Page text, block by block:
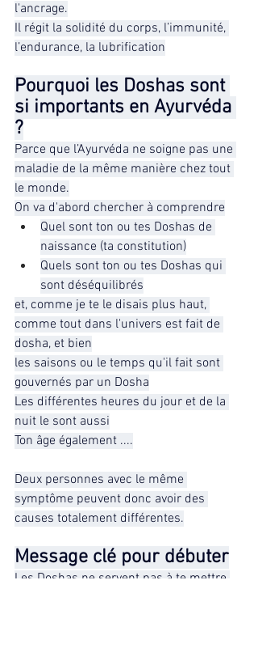
l'ancrage.
Il régit la solidité du corps, l’immunité,
l’endurance, la lubrification
Pourquoi les Doshas sont
si importants en Ayurvéda
?
Parce que l’Ayurvéda ne soigne pas une
maladie de la même manière chez tout
le monde.
On va d'abord chercher à comprendre
Quel sont ton ou tes Doshas de
naissance (ta constitution)
Quels sont ton ou tes Doshas qui
sont déséquilibrés
et, comme je te le disais plus haut,
comme tout dans l'univers est fait de
dosha, et bien
les saisons ou le temps qu'il fait sont
gouvernés par un Dosha
Les différentes heures du jour et de la
nuit le sont aussi
Ton âge également ....
Deux personnes avec le même
symptôme peuvent donc avoir des
causes totalement différentes.
Message clé pour débuter
Les Doshas ne servent pas à te mettre